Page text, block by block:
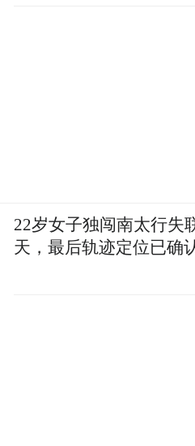
22岁女子独闯南太行失
天，最后轨迹定位已确